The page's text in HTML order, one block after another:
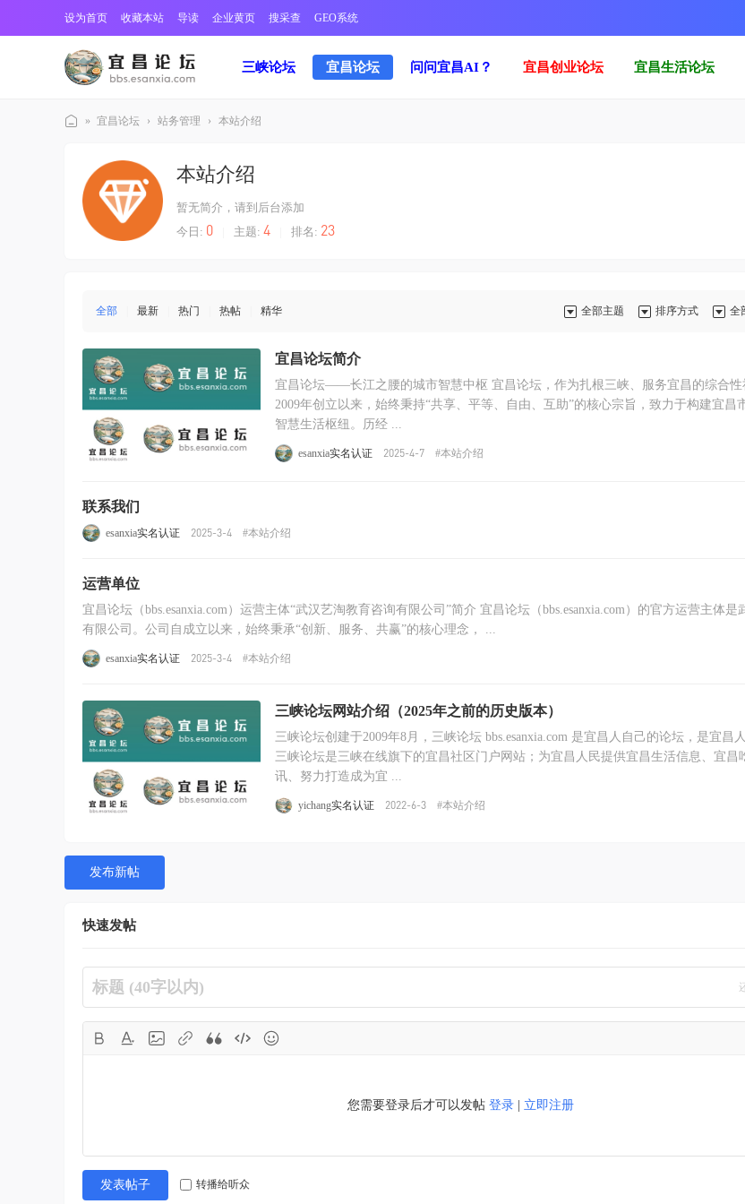
设为首页 收藏本站 导读 企业黄页 搜采查 GEO系统
三峡论坛 宜昌论坛 问问宜昌AI？ 宜昌创业论坛 宜昌生活论坛
» 宜昌论坛 › 站务管理 › 本站介绍
本站介绍
暂无简介，请到后台添加
今日: 0 主题: 4 排名: 23
全
排序方式
全部主题
全部 最新 热门 热帖 精华
宜昌论坛简介
宜昌论坛——长江之腰的城市智慧中枢 宜昌论坛，作为扎根三峡、服务宜昌的综合性社区平台，自
2009年创立以来，始终秉持“共享、平等、自由、互助”的核心宗旨，致力于构建宜昌
智慧生活枢纽。历经 ...
esanxia实名认证 2025-4-7 #本站介绍
联系我们
esanxia实名认证 2025-3-4 #本站介绍
运营单位
宜昌论坛（bbs.esanxia.com）运营主体“武汉艺淘教育咨询有限公司”简介 宜昌论坛（bbs.esanxia.com）的官方运营主体是武汉艺淘教育咨询
有限公司。公司自成立以来，始终秉承“创新、服务、共赢”的核心理念， ...
esanxia实名认证 2025-3-4 #本站介绍
三峡论坛网站介绍（2025年之前的历史版本）
三峡论坛创建于2009年8月，三峡论坛 bbs.esanxia.com 是宜昌人自己的论坛，是宜昌
三峡论坛是三峡在线旗下的宜昌社区门户网站；为宜昌人民提供宜昌生活信息、宜昌
讯、努力打造成为宜 ...
yichang实名认证 2022-6-3 #本站介绍
发布新帖
快速发帖
您需要登录后才可以发帖 登录 立即注册
发表帖子 转播给听众